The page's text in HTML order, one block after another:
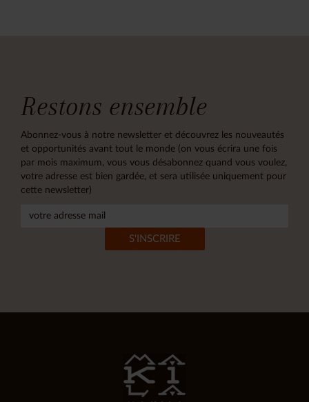
Restons ensemble
Abonnez-vous à notre newsletter et découvrez les nouveautés
et opportunités avant tout le monde (on vous écrira une fois
par mois maximum, vous vous désabonnez quand vous voulez,
votre adresse est bien gardée, et sera utilisée uniquement pour
cette newsletter)